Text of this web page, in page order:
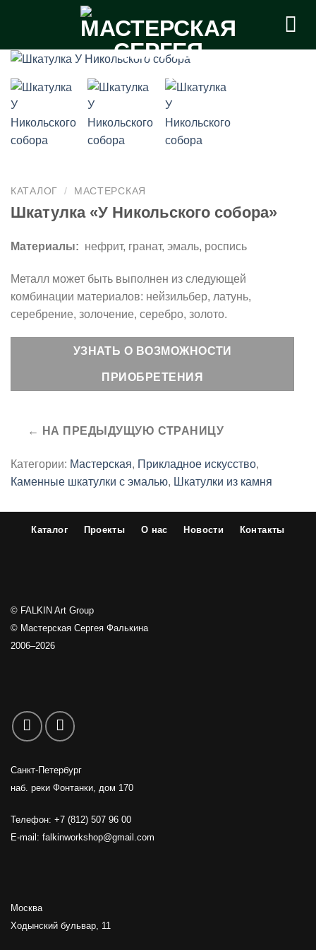
КАТАЛОГ / МАСТЕРСКАЯ
Шкатулка «У Никольского собора»
Материалы: нефрит, гранат, эмаль, роспись
Металл может быть выполнен из следующей
комбинации материалов: нейзильбер, латунь,
серебрение, золочение, серебро, золото.
УЗНАТЬ О ВОЗМОЖНОСТИ
ПРИОБРЕТЕНИЯ
Категории: Мастерская, Прикладное искусство,
Каменные шкатулки с эмалью, Шкатулки из камня
Каталог Проекты О нас Новости Контакты
© FALKIN Art Group
© Мастерская Сергея Фалькина
2006–2026
Санкт-Петербург
наб. реки Фонтанки, дом 170
Телефон: +7 (812) 507 96 00
E-mail: falkinworkshop@gmail.com
Москва
Ходынский бульвар, 11